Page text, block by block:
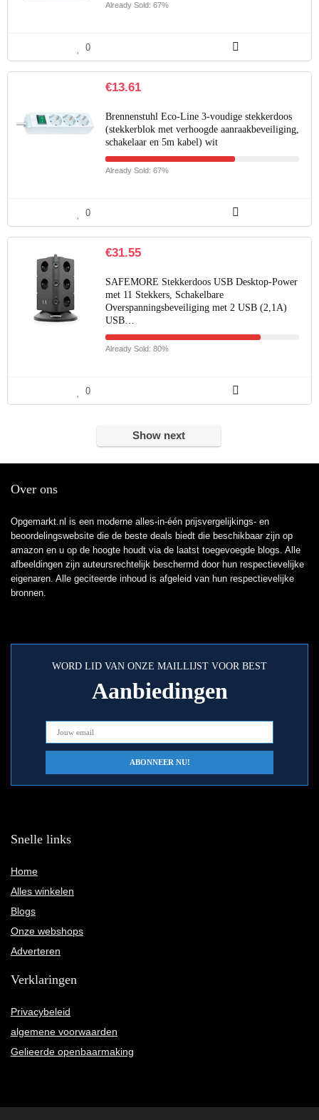
Already Sold: 67%
0
€13.61
Brennenstuhl Eco-Line 3-voudige stekkerdoos
(stekkerblok met verhoogde aanraakbeveiliging,
schakelaar en 5m kabel) wit
Already Sold: 67%
0
€31.55
SAFEMORE Stekkerdoos USB Desktop-Power
met 11 Stekkers, Schakelbare
Overspanningsbeveiliging met 2 USB (2,1A)
USB…
Already Sold: 80%
0
Show next
Over ons
Opgemarkt.nl is een moderne alles-in-één prijsvergelijkings- en
beoordelingswebsite die de beste deals biedt die beschikbaar zijn op
amazon en u op de hoogte houdt via de laatst toegevoegde blogs. Alle
afbeeldingen zijn auteursrechtelijk beschermd door hun respectievelijke
eigenaren. Alle geciteerde inhoud is afgeleid van hun respectievelijke
bronnen.
WORD LID VAN ONZE MAILLIJST VOOR BEST
Aanbiedingen
Snelle links
Home
Alles winkelen
Blogs
Onze webshops
Adverteren
Verklaringen
Privacybeleid
algemene voorwaarden
Gelieerde openbaarmaking